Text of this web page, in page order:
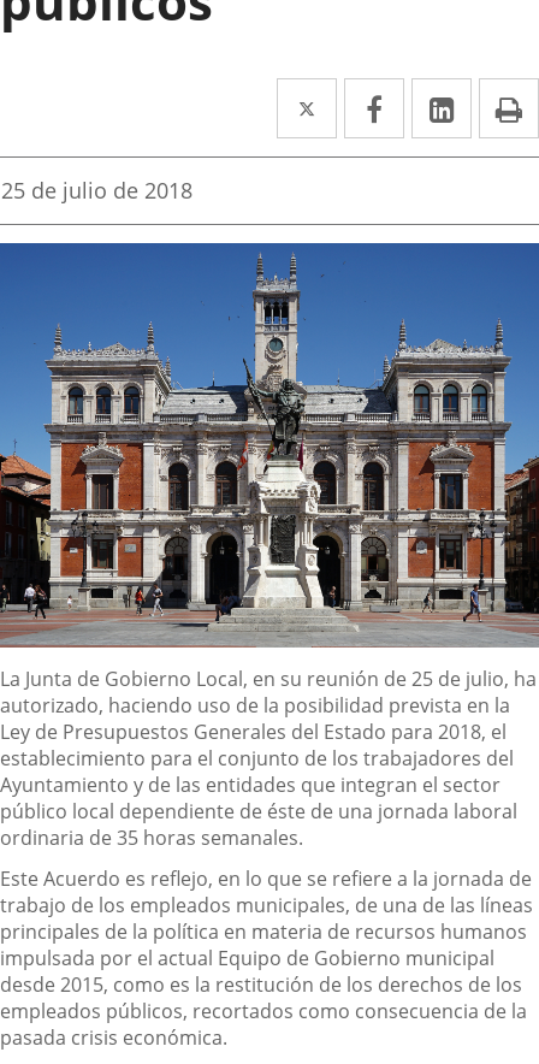
Twitter
Enlace
a
aplicación
externa.
Facebook
Enlace
a
aplicación
Enlace
a
Fecha
la
25 de julio de 2018
Descripción
La Junta de Gobierno Local, en su reunión de 25 de julio, ha
autorizado, haciendo uso de la posibilidad prevista en la
Ley de Presupuestos Generales del Estado para 2018, el
establecimiento para el conjunto de los trabajadores del
Ayuntamiento y de las entidades que integran el sector
público local dependiente de éste de una jornada laboral
ordinaria de 35 horas semanales.
Este Acuerdo es reflejo, en lo que se refiere a la jornada de
trabajo de los empleados municipales, de una de las líneas
principales de la política en materia de recursos humanos
impulsada por el actual Equipo de Gobierno municipal
desde 2015, como es la restitución de los derechos de los
empleados públicos, recortados como consecuencia de la
pasada crisis económica.